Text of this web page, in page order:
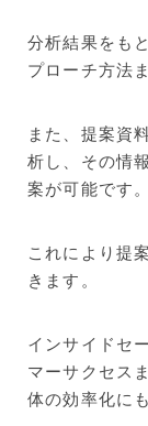
分析結果をも
プローチ方法
また、提案資
析し、その情
案が可能です。
これにより提
きます。
インサイドセ
マーサクセス
体の効率化に